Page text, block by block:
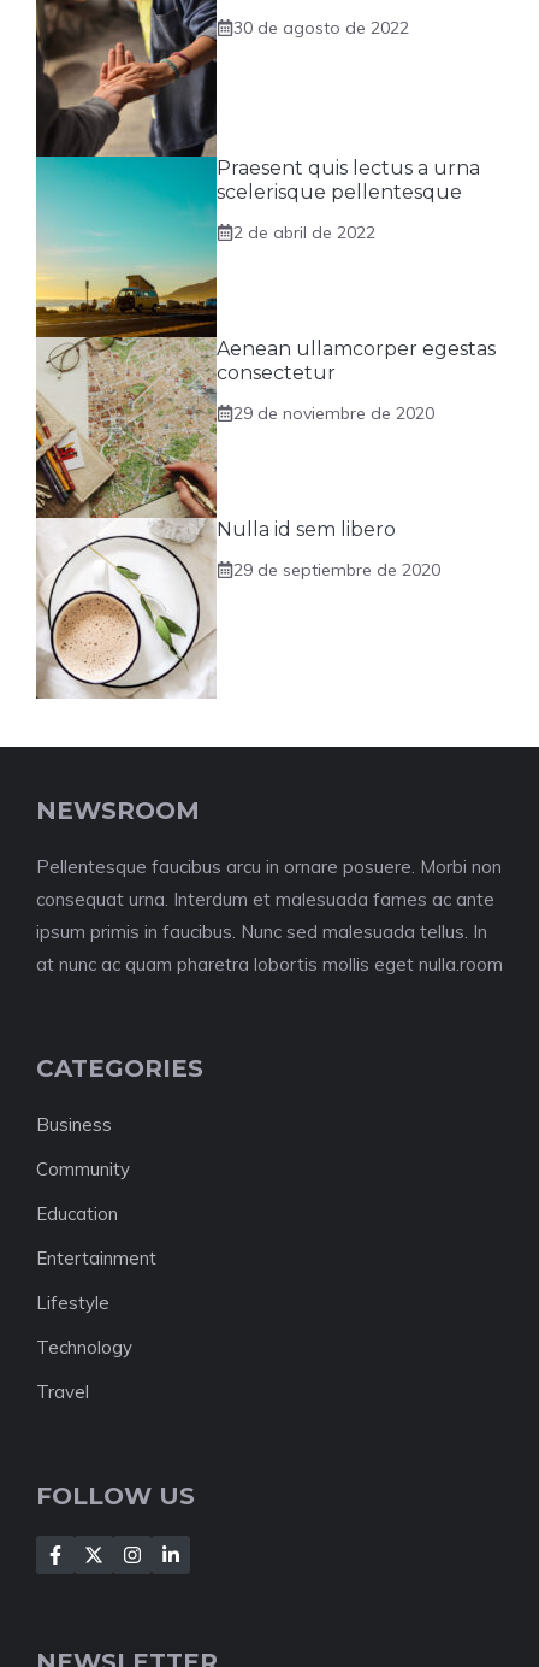
30 de agosto de 2022
Praesent quis lectus a urna
scelerisque pellentesque
2 de abril de 2022
Aenean ullamcorper egestas
consectetur
29 de noviembre de 2020
Nulla id sem libero
29 de septiembre de 2020
NEWSROOM
Pellentesque faucibus arcu in ornare posuere. Morbi non
consequat urna. Interdum et malesuada fames ac ante
ipsum primis in faucibus. Nunc sed malesuada tellus. In
at nunc ac quam pharetra lobortis mollis eget nulla.room
CATEGORIES
Business
Community
Education
Entertainment
Lifestyle
Technology
Travel
FOLLOW US